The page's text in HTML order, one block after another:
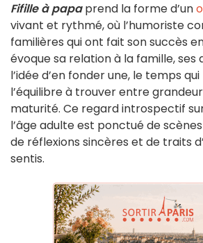
Fifille à papaprend la forme d’un
vivant et rythmé, où l’humoriste
familières qui ont fait son succès
évoque sa relation à la famille, ses
l’idée d’en fonder une, le temps
l’équilibre à trouver entre
maturité. Ce regard introspectif
l’âge adulte est ponctué de
de réflexions sincères et de traits
sentis.